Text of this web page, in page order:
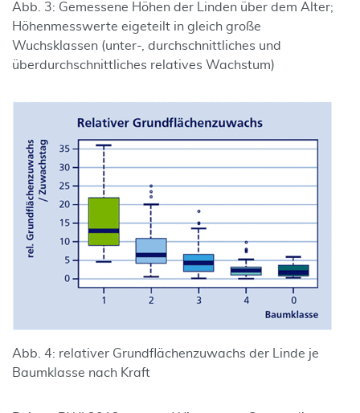
Abb. 3: Gemessene Höhen der Linden über dem Alter;
Höhenmesswerte eigeteilt in gleich große
Wuchsklassen (unter-, durchschnittliches und
überdurchschnittliches relatives Wachstum)
Abb. 4: relativer Grundflächenzuwachs der Linde je
Baumklasse nach Kraft